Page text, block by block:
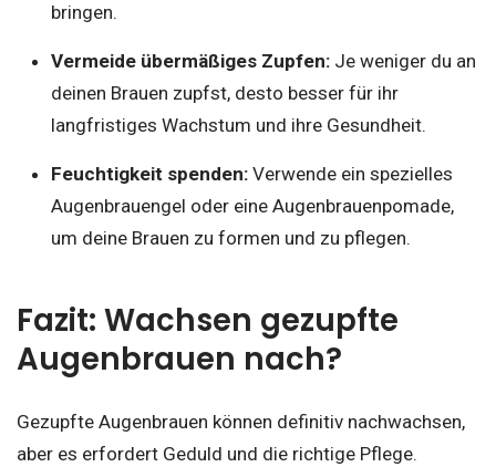
bringen.
Vermeide übermäßiges Zupfen:Je weniger du an
deinen Brauen zupfst, desto besser für ihr
langfristiges Wachstum und ihre Gesundheit.
Feuchtigkeit spenden:Verwende ein spezielles
Augenbrauengel oder eine Augenbrauenpomade,
um deine Brauen zu formen und zu pflegen.
Fazit: Wachsen gezupfte
Augenbrauen nach?
Gezupfte Augenbrauen können definitiv nachwachsen,
aber es erfordert Geduld und die richtige Pflege.